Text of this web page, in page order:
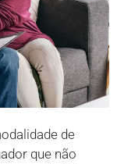
de
que não